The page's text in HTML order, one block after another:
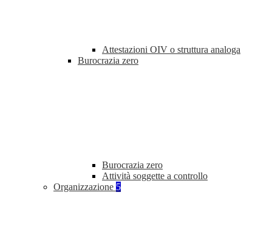
Attestazioni OIV o struttura analoga
Burocrazia zero
Burocrazia zero
Attività soggette a controllo
Organizzazione 5